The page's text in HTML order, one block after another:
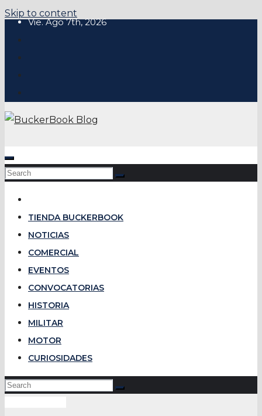
Skip to content
Vie. Ago 7th, 2026
TIENDA BUCKERBOOK
NOTICIAS
COMERCIAL
EVENTOS
CONVOCATORIAS
HISTORIA
MILITAR
MOTOR
CURIOSIDADES